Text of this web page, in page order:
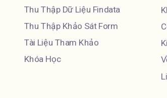
Thu Thập Dữ Liệu Findata
Thu Thập Khảo Sát Form
Tài Liệu Tham Khảo
Khóa Học